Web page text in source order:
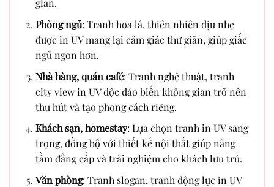
gian.
Phòng ngủ: Tranh hoa lá, thiên nhiên dịu nhẹ
được in UV mang lại cảm giác thư giãn, giúp giấc
ngủ ngon hơn.
Nhà hàng, quán café: Tranh nghệ thuật, tranh
city view in UV độc đáo biến không gian trở nên
thu hút và tạo phong cách riêng.
Khách sạn, homestay: Lựa chọn tranh in UV sang
trọng, đồng bộ với thiết kế nội thất giúp nâng
tầm đẳng cấp và trải nghiệm cho khách lưu trú.
Văn phòng: Tranh slogan, tranh động lực in UV